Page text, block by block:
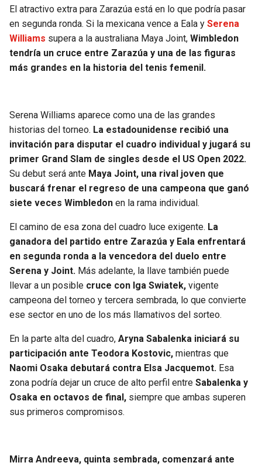
El atractivo extra para Zarazúa está en lo que podría pasar
en segunda ronda. Si la mexicana vence a Eala y Serena
Williams supera a la australiana Maya Joint, Wimbledon
tendría un cruce entre Zarazúa y una de las figuras
más grandes en la historia del tenis femenil.
Serena Williams aparece como una de las grandes
historias del torneo. La estadounidense recibió una
invitación para disputar el cuadro individual y jugará su
primer Grand Slam de singles desde el US Open 2022.
Su debut será ante Maya Joint, una rival joven que
buscará frenar el regreso de una campeona que ganó
siete veces Wimbledon en la rama individual.
El camino de esa zona del cuadro luce exigente. La
ganadora del partido entre Zarazúa y Eala enfrentará
en segunda ronda a la vencedora del duelo entre
Serena y Joint. Más adelante, la llave también puede
llevar a un posible cruce con Iga Swiatek, vigente
campeona del torneo y tercera sembrada, lo que convierte
ese sector en uno de los más llamativos del sorteo.
En la parte alta del cuadro, Aryna Sabalenka iniciará su
participación ante Teodora Kostovic, mientras que
Naomi Osaka debutará contra Elsa Jacquemot. Esa
zona podría dejar un cruce de alto perfil entre Sabalenka y
Osaka en octavos de final, siempre que ambas superen
sus primeros compromisos.
Mirra Andreeva, quinta sembrada, comenzará ante